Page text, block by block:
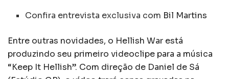
Confira entrevista exclusiva com Bil Martins
Entre outras novidades, o Hellish War está
produzindo seu primeiro videoclipe para a música
“Keep It Hellish”. Com direção de Daniel de Sá